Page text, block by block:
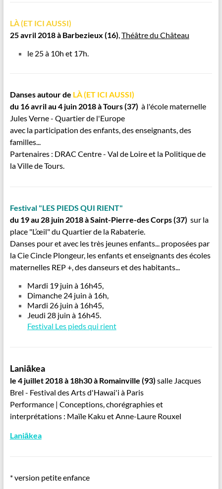
LÀ (ET ICI AUSSI)
25 avril 2018 à Barbezieux (16),Théâtre du Château
le 25 à 10h et 17h.
Danses autour de LÀ (ET ICI AUSSI)
du 16 avril au 4 juin 2018 à Tours (37) à l'école maternelle
Jules Verne - Quartier de l'Europe
avec la participation des enfants, des enseignants, des
familles...
Partenaires : DRAC Centre - Val de Loire et la Politique de
la Ville de Tours.
Festival "LES PIEDS QUI RIENT"
du 19 au 28 juin 2018à Saint-Pierre-des Corps (37) sur la
place "L’œil" du Quartier de la Rabaterie.
Danses pour et avec les très jeunes enfants...proposées par
la Cie Cincle Plongeur, les enfants et enseignants des écoles
maternelles REP +, des danseurs et des habitants...
Mardi 19 juin à 16h45,
Dimanche 24 juin à 16h,
Mardi 26 juin à 16h45,
Jeudi 28 juin à 16h45.
Festival Les pieds qui rient
Laniākea
le 4 juillet 2018 à 18h30à Romainville (93) salle Jacques
Brel - Festival des Arts d'Hawai'i à Paris
Performance | Conceptions, chorégraphies et
interprétations : Maïle Kaku et Anne-Laure Rouxel
Laniākea
* version petite enfance